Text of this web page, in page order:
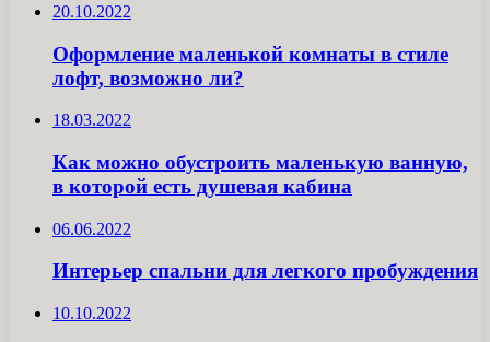
20.10.2022
Оформление маленькой комнаты в стиле
лофт, возможно ли?
18.03.2022
Как можно обустроить маленькую ванную,
в которой есть душевая кабина
06.06.2022
Интерьер спальни для легкого пробуждения
10.10.2022